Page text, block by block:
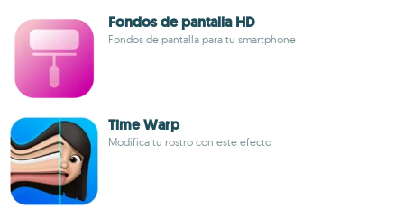
Fondos de pantalla HD
Fondos de pantalla para tu smartphone
Time Warp
Modifica tu rostro con este efecto